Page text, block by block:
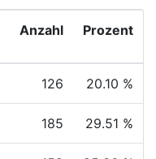
Anzahl Prozent
126 20.10 %
185 29.51 %